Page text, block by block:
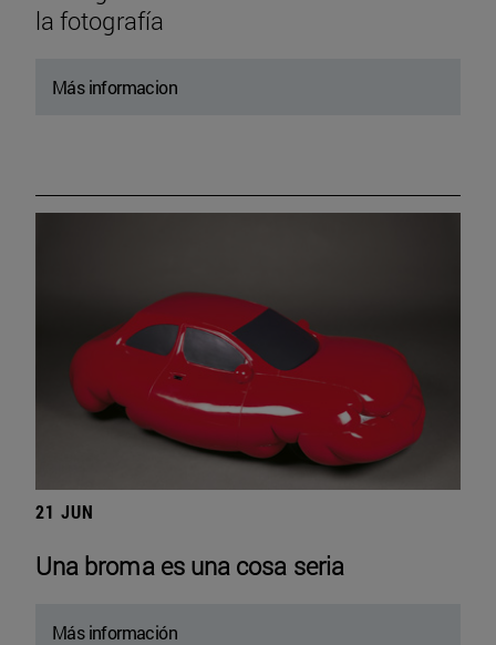
la fotografía
Más informacion
21 JUN
Una broma es una cosa seria
Más información